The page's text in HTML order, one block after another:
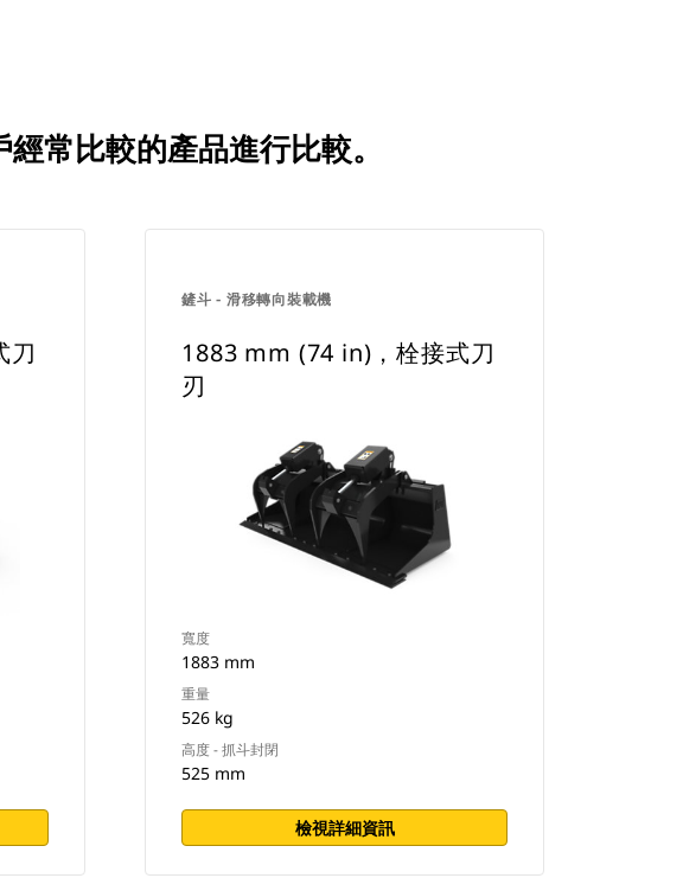
常比較的產品進行比較。
刀
鏟斗 - 滑移轉向裝載機
1883 mm (74 in)，栓接式刀
刃
寬度
1883 mm
重量
526 kg
高度 - 抓斗封閉
525 mm
檢視詳細資訊